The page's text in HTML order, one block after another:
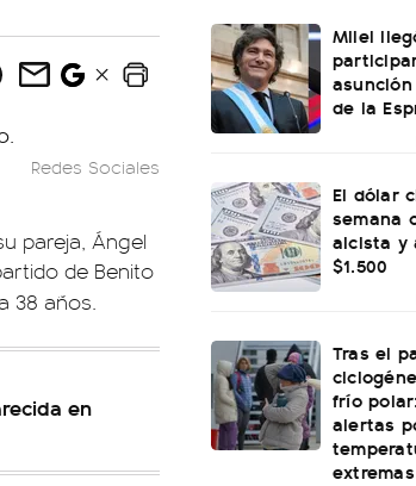
Redes Sociales
pareja, Ángel
de Benito
38 años.
en
Milei
de la
El dólar
semana
alcista y
$1.500
Tras el
frío
alertas